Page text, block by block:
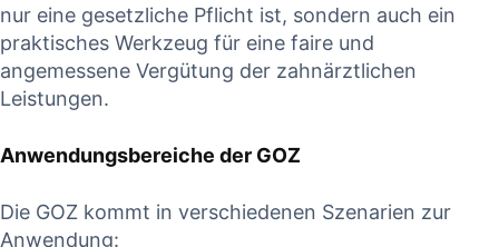
nur⁢ eine gesetzliche Pflicht ist, sondern auch ‌ein
praktisches Werkzeug⁣ für eine ⁢faire und
angemessene Vergütung der zahnärztlichen
Leistungen.
Anwendungsbereiche der GOZ
Die GOZ kommt ⁤in verschiedenen Szenarien zur
Anwendung: